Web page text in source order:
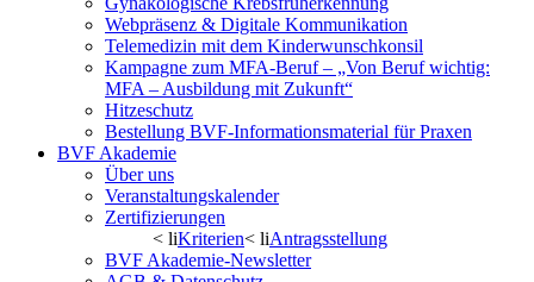
Webpräsenz & Digitale Kommunikation
Telemedizin mit dem Kinderwunschkonsil
Kampagne zum MFA-Beruf – „Von Beruf wichtig:
MFA – Ausbildung mit Zukunft“
Hitzeschutz
Bestellung BVF-Informationsmaterial für Praxen
BVF Akademie
Über uns
Veranstaltungskalender
Zertifizierungen
< liKriterien< liAntragsstellung
BVF Akademie-Newsletter